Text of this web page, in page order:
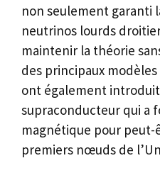
non seulement garanti
neutrinos lourds
maintenir la théorie
des principaux
ont également
supraconducteur qui a
magnétique pour peut-
premiers nœuds de